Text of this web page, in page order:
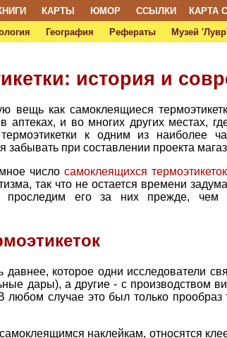
КАРТЫ ЮМОР ССЫЛКИ КАРТА
География Рефераты Музей
история и
вещь как самоклеящиеся
аптеках, и во многих других местах,
к одним из наиболее
забывать при составлении проекта
число самоклеящихся термоэтикеток
так что не остается времени
проследим его за них прежде, чем
давнее, которое одни исследователи
дары), а другие - с производством
случае это был только прообраз
наклейкам, относятся